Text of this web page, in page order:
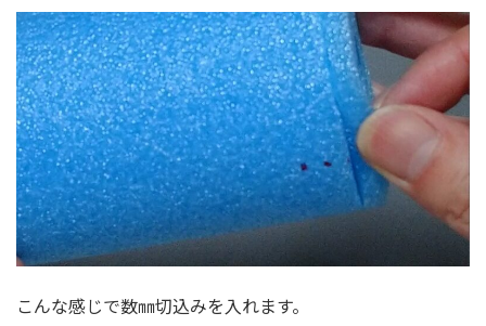
こんな感じで数㎜切込みを入れます。